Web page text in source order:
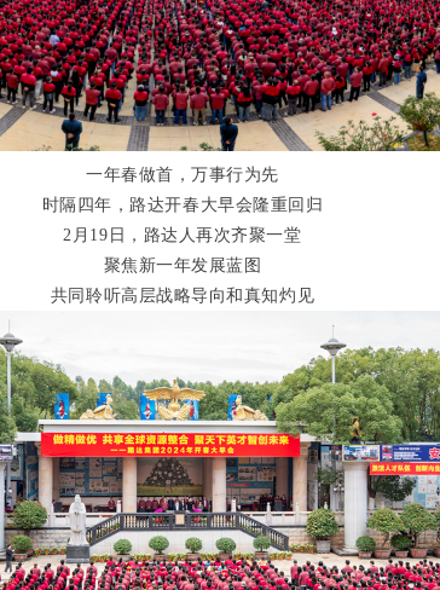
一年春做首，万事行为先
时隔四年，路达开春大早会隆重回归
2月19日，路达人再次齐聚一堂
聚焦新一年发展蓝图
共同聆听高层战略导向和真知灼见